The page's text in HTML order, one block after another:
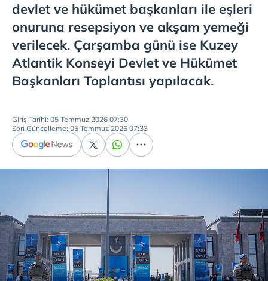
devlet ve hükümet başkanları ile eşleri
onuruna resepsiyon ve akşam yemeği
verilecek. Çarşamba günü ise Kuzey
Atlantik Konseyi Devlet ve Hükümet
Başkanları Toplantısı yapılacak.
Giriş Tarihi: 05 Temmuz 2026 07:30
Son Güncelleme: 05 Temmuz 2026 07:33